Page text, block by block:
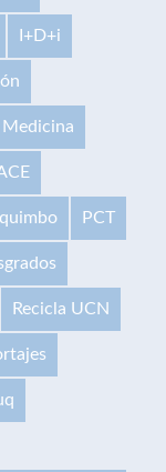
I+D+i
Medicina
PCT
Recicla UCN